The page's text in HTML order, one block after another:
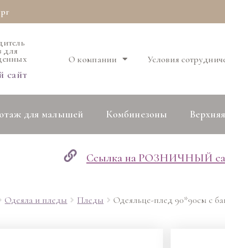
для
сайт
О компании Условия
для малышей Комбинезоны
Ссылка на РОЗНИЧНЫЙ
Одеяла и пледы Пледы Одеяльце-плед 90*90см с